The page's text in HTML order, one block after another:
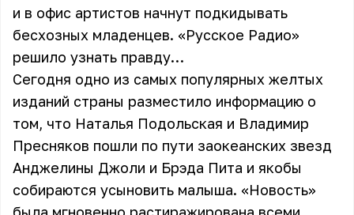
и в офис артистов начнут подкидывать
бесхозных младенцев. «Русское Радио»
решило узнать правду…
Сегодня одно из самых популярных желтых
изданий страны разместило информацию о
том, что Наталья Подольская и Владимир
Пресняков пошли по пути заокеанских звезд
Анджелины Джоли и Брэда Пита и якобы
собираются усыновить малыша. «Новость»